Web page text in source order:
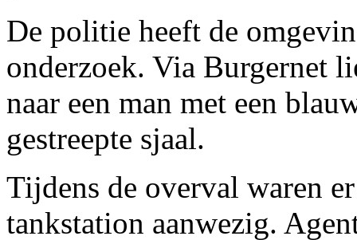
De politie heeft de
onderzoek. Via Burgernet
naar een man met een
gestreepte sjaal.
Tijdens de overval waren
tankstation aanwezig.